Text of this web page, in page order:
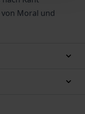
Moral und